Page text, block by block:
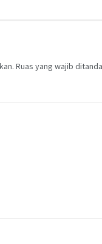
Ruas yang wajib